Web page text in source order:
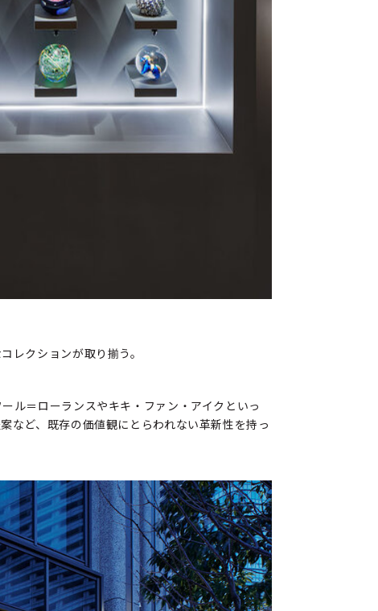
レクションが取り揃う。
ル＝ローランスやキキ・ファン・アイクといっ
など、既存の価値観にとらわれない革新性を持っ